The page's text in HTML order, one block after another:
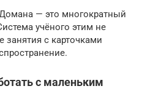
— это многократный
учёного этим не
занятия с карточками
с маленьким